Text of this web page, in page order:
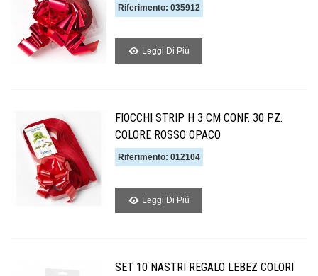
Riferimento: 035912
Leggi Di Piú
FIOCCHI STRIP H 3 CM CONF. 30 PZ.
COLORE ROSSO OPACO
Riferimento: 012104
Leggi Di Piú
SET 10 NASTRI REGALO LEBEZ COLORI